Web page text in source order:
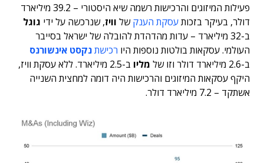
פעילות המיזוגים והרכישות רשמה שיא היסטורי – 39.2 מיליארד
דולר, בעיקר בזכותעסקת הענקשל וויז, שנרכשה על ידי גוגל
ב-32 מיליארד – עדות מהדהדת להובלה של ישראל בסייבר
העולמי. עסקאות בולטות נוספות היו רכישתנקסט אינשורנס
ב-2.6 מיליארד דולר וזו של
מליו
ב-2.5 מיליארד. ללא עסקת וויז,
היקף עסקאות המיזוגים והרכישות היה דומה למחצית השנייה
אשתקד – 7.2 מיליארד דולר.